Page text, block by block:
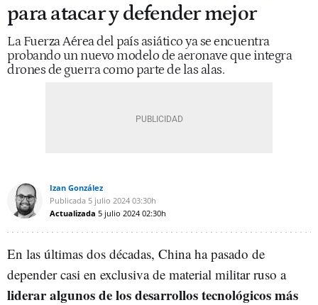
para atacar y defender mejor
La Fuerza Aérea del país asiático ya se encuentra
probando un nuevo modelo de aeronave que integra
drones de guerra como parte de las alas.
Izan González
Publicada 5 julio 2024 03:30h
Actualizada 5 julio 2024 02:30h
En las últimas dos décadas, China ha pasado de
depender casi en exclusiva de material militar ruso a
liderar algunos de los desarrollos tecnológicos más